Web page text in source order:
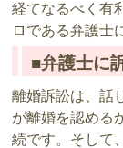
経てなるべく有
ロである弁護士
■弁護士に
離婚訴訟は、話
が離婚を認める
続です。そして